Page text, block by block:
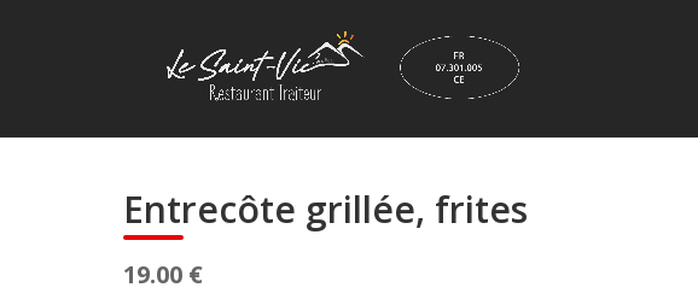
Entrecôte grillée, frites
19.00 €